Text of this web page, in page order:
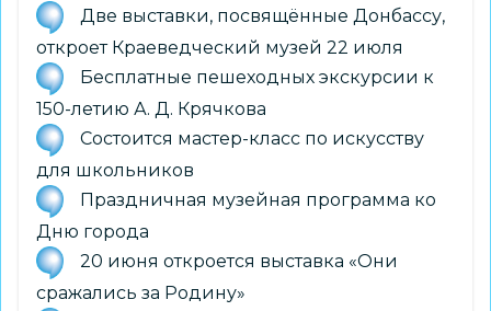
Две выставки, посвящённые Донбассу,
откроет Краеведческий музей 22 июля
Бесплатные пешеходных экскурсии к
150-летию А. Д. Крячкова
Состоится мастер-класс по искусству
для школьников
Праздничная музейная программа ко
Дню города
20 июня откроется выставка «Они
сражались за Родину»